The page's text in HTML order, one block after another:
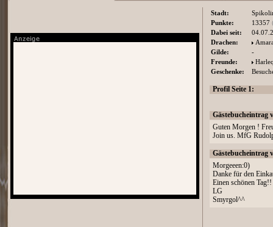
Stadt:
Punkte:
13357
Dabei seit:
Drachen:
Gilde:
-
Freunde:
Geschenke:
Profil Seite 1:
Gästebucheintrag
Guten Morgen !
Join us. MfG
Gästebucheintrag
Morgeeen:0)
Danke für den
Einen schönen Tag!!
LG
Smyrgol^^